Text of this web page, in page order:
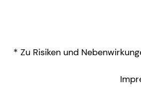
* Zu Risiken und